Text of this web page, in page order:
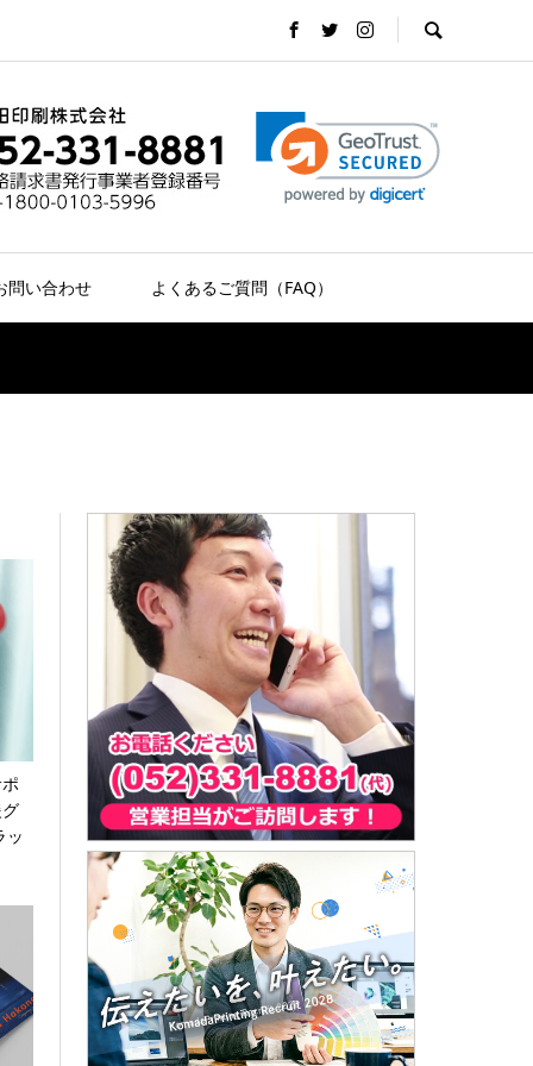
問い合わせ よくあるご質問（FAQ）
ッ